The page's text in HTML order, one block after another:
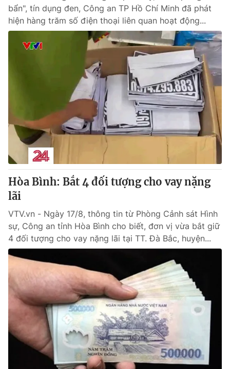
Photo Infographic
Shorts video
VTV Thể thao
VTV Sức khoẻ Bất động sản
Thị trường 24h Tấm lòng Việt
VTV4 Vươn mình bằng AI
Liên hệ tòa soạn English
THỜI BÁO VTV
Theo dõi báo trên
Cơ quan chủ quản:Đài Truyền hình Việt Nam
Cơ quan báo chí:Thời báo VTV
bẩn", tín dụng đen, Công an TP Hồ Chí Minh đã phát
hiện hàng trăm số điện thoại liên quan hoạt động...
Hòa Bình: Bắt 4 đối tượng cho vay nặng
lãi
VTV.vn - Ngày 17/8, thông tin từ Phòng Cảnh sát Hình
sự, Công an tỉnh Hòa Bình cho biết, đơn vị vừa bắt giữ
4 đối tượng cho vay nặng lãi tại TT. Đà Bắc, huyện...